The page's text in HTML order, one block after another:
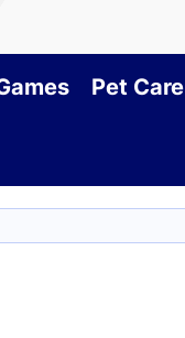
Pet Care